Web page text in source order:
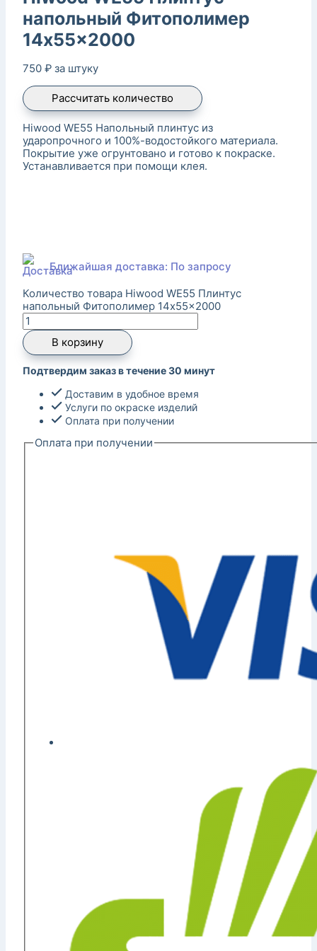
напольный Фитополимер
14x55x2000
750 ₽ за штуку
Рассчитать количество
Hiwood WE55 Напольный плинтус из
ударопрочного и 100%-водостойкого материала.
Покрытие уже огрунтовано и готово к покраске.
Устанавливается при помощи клея.
Ближайшая доставка: По запросу
Количество товара Hiwood WE55 Плинтус
напольный Фитополимер 14x55x2000
В корзину
Подтвердим заказ в течение 30 минут
Доставим в удобное время
Услуги по окраске изделий
Оплата при получении
Оплата при получении